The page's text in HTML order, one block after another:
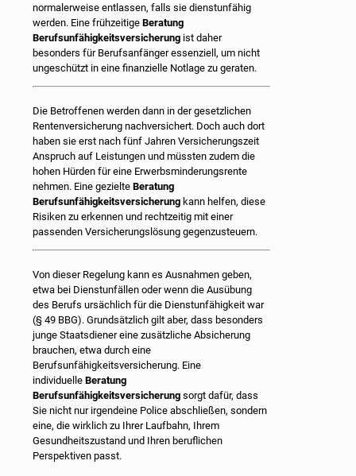
normalerweise entlassen, falls sie dienstunfähig
werden. Eine frühzeitige Beratung
Berufsunfähigkeitsversicherung ist daher
besonders für Berufsanfänger essenziell, um nicht
ungeschützt in eine finanzielle Notlage zu geraten.
Die Betroffenen werden dann in der gesetzlichen
Rentenversicherung nachversichert. Doch auch dort
haben sie erst nach fünf Jahren Versicherungszeit
Anspruch auf Leistungen und müssten zudem die
hohen Hürden für eine Erwerbsminderungsrente
nehmen. Eine gezielte Beratung
Berufsunfähigkeitsversicherung kann helfen, diese
Risiken zu erkennen und rechtzeitig mit einer
passenden Versicherungslösung gegenzusteuern.
Von dieser Regelung kann es Ausnahmen geben,
etwa bei Dienstunfällen oder wenn die Ausübung
des Berufs ursächlich für die Dienstunfähigkeit war
(§ 49 BBG). Grundsätzlich gilt aber, dass besonders
junge Staatsdiener eine zusätzliche Absicherung
brauchen, etwa durch eine
Berufsunfähigkeitsversicherung. Eine
individuelle Beratung
Berufsunfähigkeitsversicherung sorgt dafür, dass
Sie nicht nur irgendeine Police abschließen, sondern
eine, die wirklich zu Ihrer Laufbahn, Ihrem
Gesundheitszustand und Ihren beruflichen
Perspektiven passt.